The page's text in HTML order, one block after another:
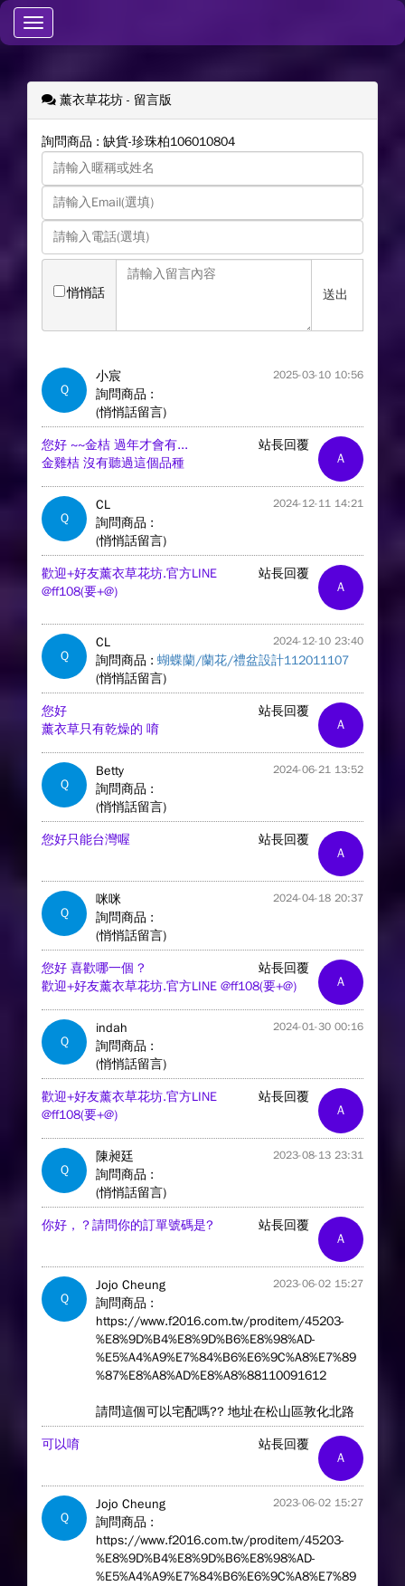
Toggle
navigation
薰衣草花坊 - 留言版
詢問商品 : 缺貨-珍珠柏106010804
悄悄話 送出
Q
小宸 2025-03-10 10:56
詢問商品 :
(悄悄話留言)
A
站長回覆
您好 ~~金桔 過年才會有...
金雞桔 沒有聽過這個品種
Q
CL 2024-12-11 14:21
詢問商品 :
(悄悄話留言)
A
站長回覆
歡迎+好友薰衣草花坊.官方LINE
@ff108(要+@)
Q
CL 2024-12-10 23:40
詢問商品 : 蝴蝶蘭/蘭花/禮盆設計112011107
(悄悄話留言)
A
站長回覆
您好
薰衣草只有乾燥的 唷
Q
Betty 2024-06-21 13:52
詢問商品 :
(悄悄話留言)
A
站長回覆
您好只能台灣喔
Q
咪咪 2024-04-18 20:37
詢問商品 :
(悄悄話留言)
A
站長回覆
您好 喜歡哪一個 ?
歡迎+好友薰衣草花坊.官方LINE @ff108(要+@)
Q
indah 2024-01-30 00:16
詢問商品 :
(悄悄話留言)
A
站長回覆
歡迎+好友薰衣草花坊.官方LINE
@ff108(要+@)
Q
陳昶廷 2023-08-13 23:31
詢問商品 :
(悄悄話留言)
A
站長回覆
你好，？請問你的訂單號碼是?
Q
Jojo Cheung 2023-06-02 15:27
詢問商品 :
https://www.f2016.com.tw/proditem/45203-
%E8%9D%B4%E8%9D%B6%E8%98%AD-
%E5%A4%A9%E7%84%B6%E6%9C%A8%E7%89
%87%E8%A8%AD%E8%A8%88110091612
請問這個可以宅配嗎?? 地址在松山區敦化北路
A
站長回覆
可以唷
Q
Jojo Cheung 2023-06-02 15:27
詢問商品 :
https://www.f2016.com.tw/proditem/45203-
%E8%9D%B4%E8%9D%B6%E8%98%AD-
%E5%A4%A9%E7%84%B6%E6%9C%A8%E7%89